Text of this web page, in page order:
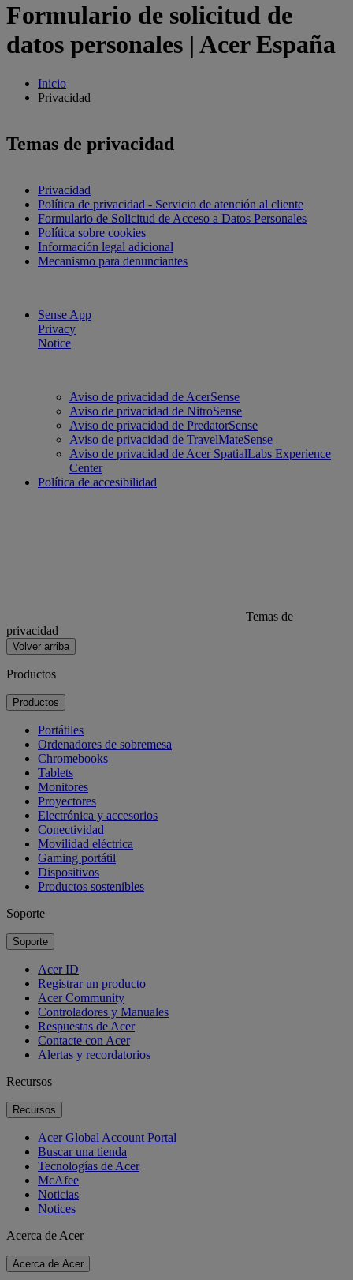
Formulario de solicitud de
datos personales | Acer España
Inicio
Privacidad
Temas de privacidad
Privacidad
Política de privacidad - Servicio de atención al cliente
Formulario de Solicitud de Acceso a Datos Personales
Política sobre cookies
Información legal adicional
Mecanismo para denunciantes
Sense App
Privacy
Notice
Aviso de privacidad de AcerSense
Aviso de privacidad de NitroSense
Aviso de privacidad de PredatorSense
Aviso de privacidad de TravelMateSense
Aviso de privacidad de Acer SpatialLabs Experience
Center
Política de accesibilidad
Temas de
privacidad
Volver arriba
Productos
Productos
Portátiles
Ordenadores de sobremesa
Chromebooks
Tablets
Monitores
Proyectores
Electrónica y accesorios
Conectividad
Movilidad eléctrica
Gaming portátil
Dispositivos
Productos sostenibles
Soporte
Soporte
Acer ID
Registrar un producto
Acer Community
Controladores y Manuales
Respuestas de Acer
Contacte con Acer
Alertas y recordatorios
Recursos
Recursos
Acer Global Account Portal
Buscar una tienda
Tecnologías de Acer
McAfee
Noticias
Notices
Acerca de Acer
Acerca de Acer